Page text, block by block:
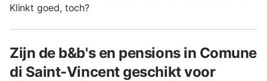
Klinkt goed, toch?
Zijn de b&b's en pensions in Comune
di Saint-Vincent geschikt voor